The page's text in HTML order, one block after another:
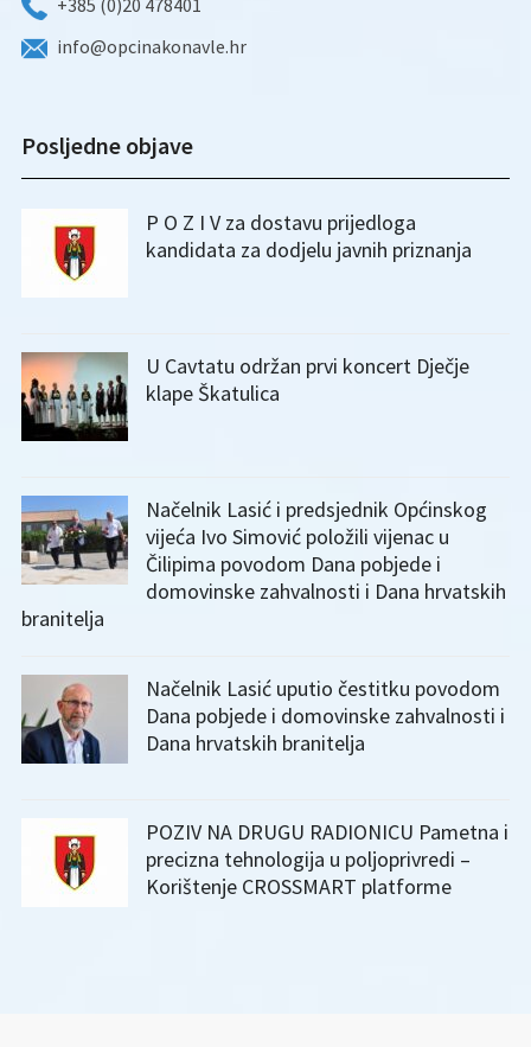
+385 (0)20 478401
info@opcinakonavle.hr
Posljedne objave
P O Z I V za dostavu prijedloga
kandidata za dodjelu javnih priznanja
U Cavtatu održan prvi koncert Dječje
klape Škatulica
Načelnik Lasić i predsjednik Općinskog
vijeća Ivo Simović položili vijenac u
Čilipima povodom Dana pobjede i
domovinske zahvalnosti i Dana hrvatskih
branitelja
Načelnik Lasić uputio čestitku povodom
Dana pobjede i domovinske zahvalnosti i
Dana hrvatskih branitelja
POZIV NA DRUGU RADIONICU Pametna i
precizna tehnologija u poljoprivredi –
Korištenje CROSSMART platforme